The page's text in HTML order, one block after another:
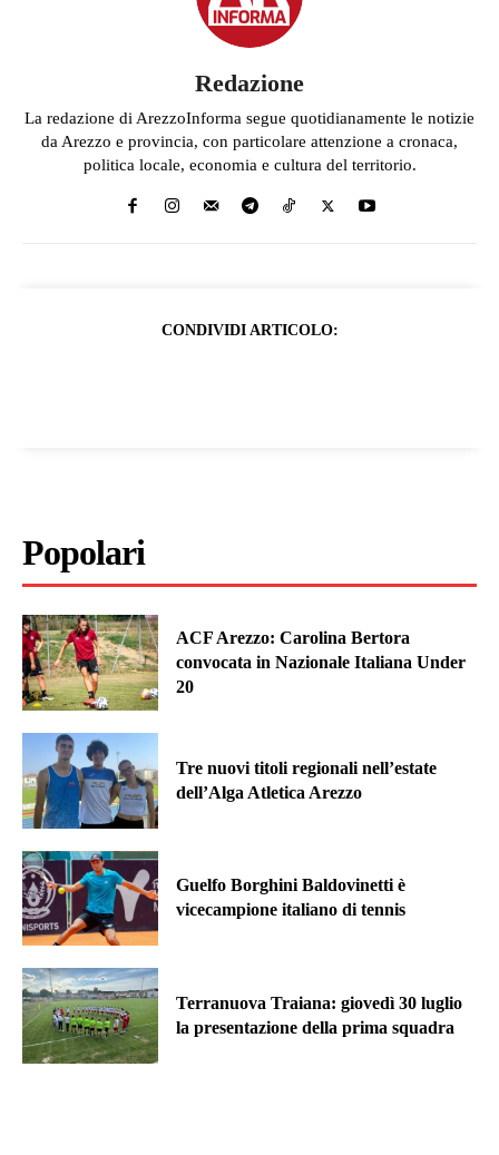
Redazione
La redazione di ArezzoInforma segue quotidianamente le notizie
da Arezzo e provincia, con particolare attenzione a cronaca,
politica locale, economia e cultura del territorio.
CONDIVIDI ARTICOLO:
Popolari
ACF Arezzo: Carolina Bertora
convocata in Nazionale Italiana Under
20
Tre nuovi titoli regionali nell’estate
dell’Alga Atletica Arezzo
Guelfo Borghini Baldovinetti è
vicecampione italiano di tennis
Terranuova Traiana: giovedì 30 luglio
la presentazione della prima squadra